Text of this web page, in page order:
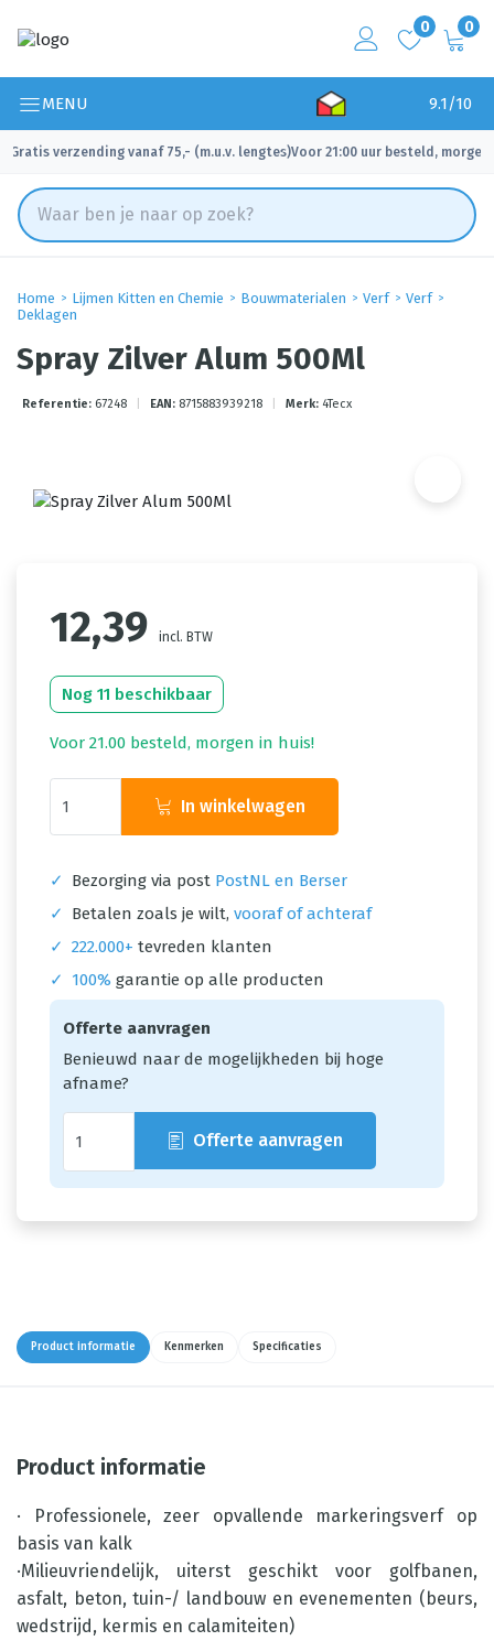
0 0
MENU 9.1/10
Gratis verzending vanaf 75,- (m.u.v. lengtes)
✓ Voor 21:00 uur besteld, morgen
Home Lijmen Kitten en Chemie Bouwmaterialen Verf
Verf
Deklagen
Spray Zilver Alum 500Ml
Referentie: 67248 EAN: 8715883939218 Merk: 4Tecx
12,39 incl. BTW
Nog 11 beschikbaar
Voor 21.00 besteld, morgen in huis!
In winkelwagen
✓ Bezorging via post PostNL en Berser
✓
Betalen zoals je wilt, vooraf of achteraf
✓ 222.000+ tevreden klanten
✓
100% garantie op alle producten
Offerte aanvragen
Benieuwd naar de mogelijkheden bij hoge
afname?
Offerte aanvragen
Product informatie Kenmerken Specificaties
Product informatie
· Professionele, zeer opvallende markeringsverf op
basis van kalk
·Milieuvriendelijk, uiterst geschikt voor golfbanen,
asfalt, beton, tuin-/ landbouw en evenementen (beurs,
wedstrijd, kermis en calamiteiten)